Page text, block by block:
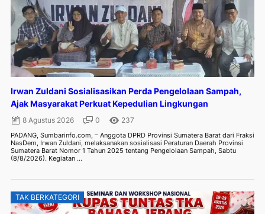
Irwan Zuldani Sosialisasikan Perda Pengelolaan Sampah,
Ajak Masyarakat Perkuat Kepedulian Lingkungan
8 Agustus 2026 0 237
PADANG, Sumbarinfo.com, – Anggota DPRD Provinsi Sumatera Barat dari Fraksi
NasDem, Irwan Zuldani, melaksanakan sosialisasi Peraturan Daerah Provinsi
Sumatera Barat Nomor 1 Tahun 2025 tentang Pengelolaan Sampah, Sabtu
(8/8/2026). Kegiatan ...
TAK BERKATEGORI